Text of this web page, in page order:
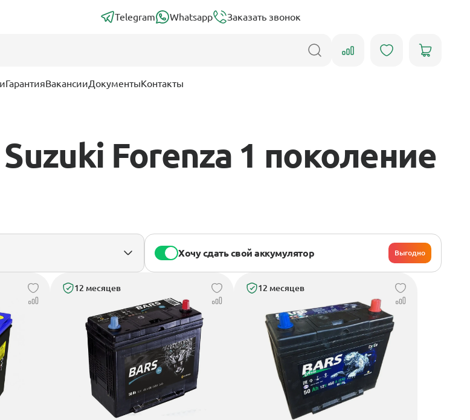
Telegram Whatsapp Заказать звонок
ГарантияВакансииДокументыКонтакты
Forenza 1 поколение
Хочу сдать свой аккумулятор Выгодно
12 месяцев 12 месяцев